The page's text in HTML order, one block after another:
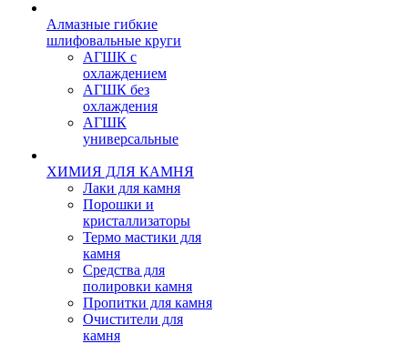
Алмазные гибкие
шлифовальные круги
АГШК с
охлаждением
АГШК без
охлаждения
АГШК
универсальные
ХИМИЯ ДЛЯ КАМНЯ
Лаки для камня
Порошки и
кристаллизаторы
Термо мастики для
камня
Средства для
полировки камня
Пропитки для камня
Очистители для
камня